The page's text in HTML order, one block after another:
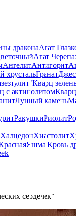
драконаАгат
Агат
АнгелитАнтигорит
хрустальГранат
Кварц
с актинолитом
Лунный камень
РакушкиРиолит
ХалцедонХиастолит
Яшма Кровь
сердечек"